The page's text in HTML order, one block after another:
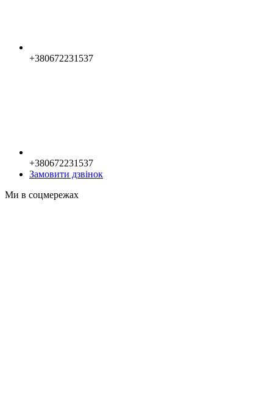
+380672231537
+380672231537
Замовити дзвінок
Ми в соцмережах